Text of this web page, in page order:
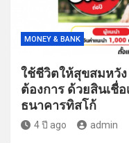
MONEY & BANK
ใช้ชีวิตให้สุขสมหวั
ต้องการ ด้วยสินเชื่
ธนาคารทิสโก้
4 ปี ago admin